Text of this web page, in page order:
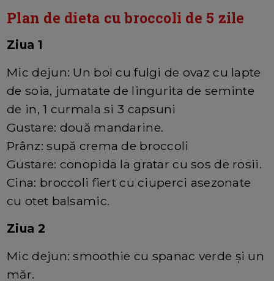
Plan de dieta cu broccoli de 5 zile
Ziua 1
Mic dejun: Un bol cu fulgi de ovaz cu lapte
de soia, jumatate de lingurita de seminte
de in, 1 curmala si 3 capsuni
Gustare: două mandarine.
Prânz: supă crema de broccoli
Gustare: conopida la gratar cu sos de rosii.
Cina: broccoli fiert cu ciuperci asezonate
cu otet balsamic.
Ziua 2
Mic dejun: smoothie cu spanac verde și un
măr.